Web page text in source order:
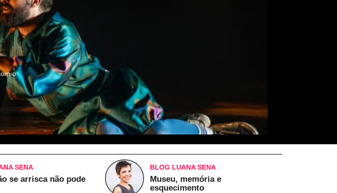
o
SENA
se arrisca não pode
BLOG LUANA SENA
Museu, memória e
esquecimento